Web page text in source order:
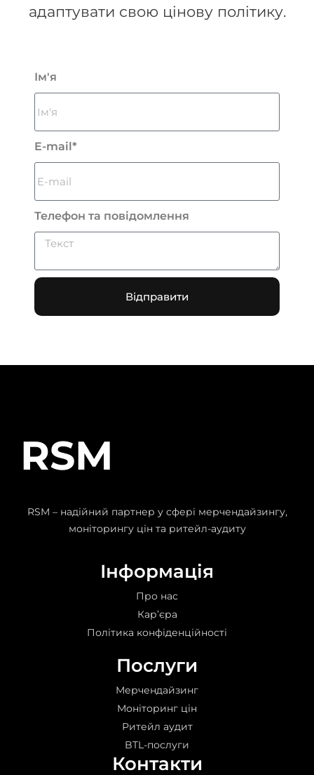
адаптувати свою цінову політику.
Ім'я
E-mail*
Телефон та повідомлення
Відправити
RSM
RSM – надійний партнер у сфері мерчендайзингу,
моніторингу цін та ритейл-аудиту
Інформація
Про нас
Кар’єра
Політика конфіденційності
Послуги
Мерчендайзинг
Моніторинг цін
Ритейл аудит
BTL-послуги
Контакти